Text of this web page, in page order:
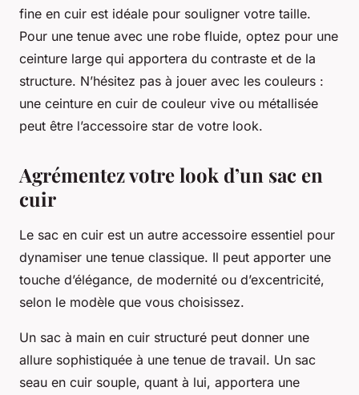
fine en cuir est idéale pour souligner votre taille.
Pour une tenue avec une robe fluide, optez pour une
ceinture large qui apportera du contraste et de la
structure. N’hésitez pas à jouer avec les couleurs :
une ceinture en cuir de couleur vive ou métallisée
peut être l’accessoire star de votre look.
Agrémentez votre look d’un sac en
cuir
Le sac en cuir est un autre accessoire essentiel pour
dynamiser une tenue classique. Il peut apporter une
touche d’élégance, de modernité ou d’excentricité,
selon le modèle que vous choisissez.
Un sac à main en cuir structuré peut donner une
allure sophistiquée à une tenue de travail. Un sac
seau en cuir souple, quant à lui, apportera une